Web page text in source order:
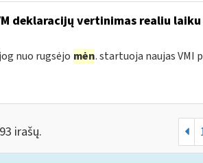
deklaracijų vertinimas realiu laiku
nuo rugsėjo mėn. startuoja naujas VMI
irašų.